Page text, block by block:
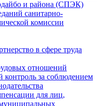
и района (СПЭК)
санитарно-
комиссии
в сфере труда
отношений
контроль за соблюдением
для лиц,